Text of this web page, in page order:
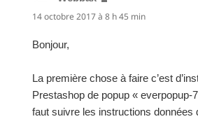
14 octobre 2017 à 8 h 45 min
Bonjour,
La première chose à faire c’est
Prestashop de popup « everpopup-
faut suivre les instructions données